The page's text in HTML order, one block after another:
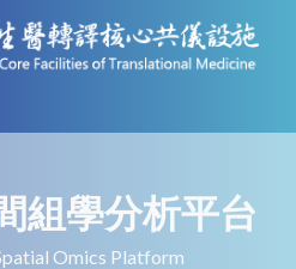
組學分析平台
Omics Platform